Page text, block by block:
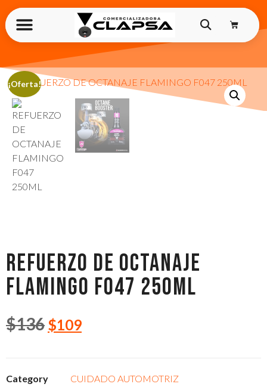
¡Oferta!
REFUERZO DE OCTANAJE
FLAMINGO F047 250ML
$136 $109
Category
CUIDADO AUTOMOTRIZ